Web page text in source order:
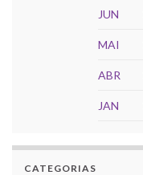
JUN
MAI
ABR
JAN
CATEGORIAS